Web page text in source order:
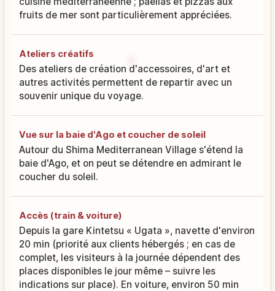
fruits de mer sont particulièrement appréciées.
Ateliers créatifs
Des ateliers de création d'accessoires, d'art et
autres activités permettent de repartir avec un
souvenir unique du voyage.
Vue sur la baie d'Ago et coucher de soleil
Autour du Shima Mediterranean Village s'étend la
baie d'Ago, et on peut se détendre en admirant le
coucher du soleil.
Accès (train & voiture)
Depuis la gare Kintetsu « Ugata », navette d'environ
20 min (priorité aux clients hébergés ; en cas de
complet, les visiteurs à la journée dépendent des
places disponibles le jour même – suivre les
indications sur place). En voiture, environ 50 min